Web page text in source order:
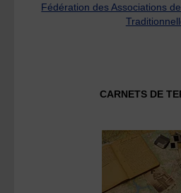
Fédération des Associations
CARNETS DE